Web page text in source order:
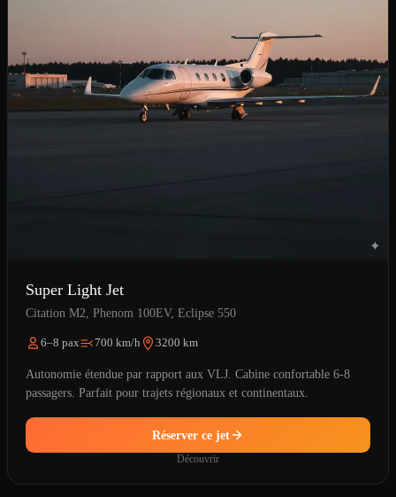
Super Light Jet
Citation M2, Phenom 100EV, Eclipse 550
6–8 pax 700 km/h 3200 km
Autonomie étendue par rapport aux VLJ. Cabine confortable 6-8
passagers. Parfait pour trajets régionaux et continentaux.
Réserver ce jet
Découvrir